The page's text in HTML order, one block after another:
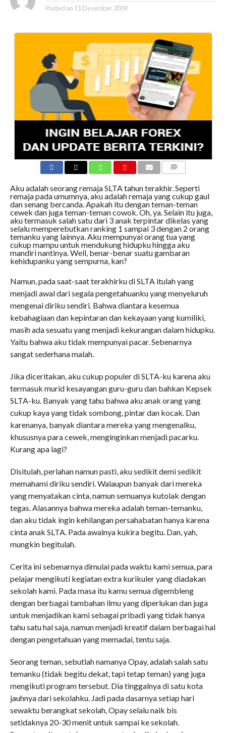
Posted on 11 Desember 2009
Aku adalah seorang remaja SLTA tahun terakhir. Seperti
remaja pada umumnya, aku adalah remaja yang cukup gaul
dan senang bercanda. Apakah itu dengan teman-teman
cewek dan juga teman-teman cowok. Oh, ya. Selain itu juga,
aku termasuk salah satu dari 3 anak terpintar dikelas yang
selalu memperebutkan ranking 1 sampai 3 dengan 2 orang
temanku yang lainnya. Aku mempunyai orang tua yang
cukup mampu untuk mendukung hidupku hingga aku
mandiri nantinya. Well, benar-benar suatu gambaran
kehidupanku yang sempurna, kan?
Namun, pada saat-saat terakhirku di SLTA itulah yang
menjadi awal dari segala pengetahuanku yang menyeluruh
mengenai diriku sendiri. Bahwa diantara kesemua
kebahagiaan dan kepintaran dan kekayaan yang kumiliki,
masih ada sesuatu yang menjadi kekurangan dalam hidupku.
Yaitu bahwa aku tidak mempunyai pacar. Sebenarnya
sangat sederhana malah.
Jika diceritakan, aku cukup populer di SLTA-ku karena aku
termasuk murid kesayangan guru-guru dan bahkan Kepsek
SLTA-ku. Banyak yang tahu bahwa aku anak orang yang
cukup kaya yang tidak sombong, pintar dan kocak. Dan
karenanya, banyak diantara mereka yang mengenalku,
khususnya para cewek, menginginkan menjadi pacarku.
Kurang apa lagi?
Disitulah, perlahan namun pasti, aku sedikit demi sedikit
memahami diriku sendiri. Walaupun banyak dari mereka
yang menyatakan cinta, namun semuanya kutolak dengan
tegas. Alasannya bahwa mereka adalah teman-temanku,
dan aku tidak ingin kehilangan persahabatan hanya karena
cinta anak SLTA. Pada awalnya kukira begitu. Dan, yah,
mungkin begitulah.
Cerita ini sebenarnya dimulai pada waktu kami semua, para
pelajar mengikuti kegiatan extra kurikuler yang diadakan
sekolah kami. Pada masa itu kamu semua digembleng
dengan berbagai tambahan ilmu yang diperlukan dan juga
untuk menjadikan kami sebagai pribadi yang tidak hanya
tahu satu hal saja, namun menjadi kreatif dalam berbagai hal
dengan pengetahuan yang memadai, tentu saja.
Seorang teman, sebutlah namanya Opay, adalah salah satu
temanku (tidak begitu dekat, tapi tetap teman) yang juga
mengikuti program tersebut. Dia tinggalnya di satu kota
jauhnya dari sekolahku. Jadi pada dasarnya setiap hari
sewaktu berangkat sekolah, Opay selalu naik bis
setidaknya 20-30 menit untuk sampai ke sekolah.